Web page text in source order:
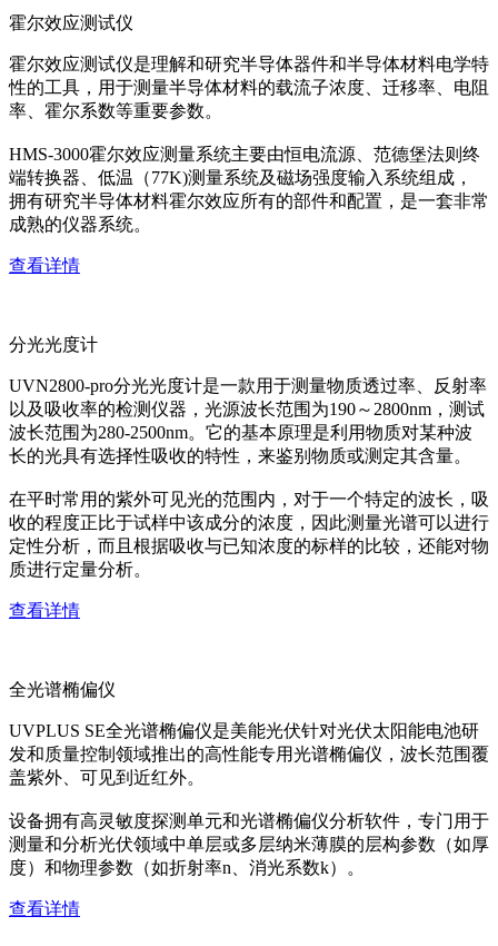
霍尔效应测试仪
霍尔效应测试仪是理解和研究半导体器件和半导体材料电学特
性的工具，用于测量半导体材料的载流子浓度、迁移率、电阻
率、霍尔系数等重要参数。
HMS-3000霍尔效应测量系统主要由恒电流源、范德堡法则终
端转换器、低温（77K)测量系统及磁场强度输入系统组成，
拥有研究半导体材料霍尔效应所有的部件和配置，是一套非常
成熟的仪器系统。
查看详情
分光光度计
UVN2800-pro分光光度计是一款用于测量物质透过率、反射率
以及吸收率的检测仪器，光源波长范围为190～2800nm，测试
波长范围为280-2500nm。它的基本原理是利用物质对某种波
长的光具有选择性吸收的特性，来鉴别物质或测定其含量。
在平时常用的紫外可见光的范围内，对于一个特定的波长，吸
收的程度正比于试样中该成分的浓度，因此测量光谱可以进行
定性分析，而且根据吸收与已知浓度的标样的比较，还能对物
质进行定量分析。
查看详情
全光谱椭偏仪
UVPLUS SE全光谱椭偏仪是美能光伏针对光伏太阳能电池研
发和质量控制领域推出的高性能专用光谱椭偏仪，波长范围覆
盖紫外、可见到近红外。
设备拥有高灵敏度探测单元和光谱椭偏仪分析软件，专门用于
测量和分析光伏领域中单层或多层纳米薄膜的层构参数（如厚
度）和物理参数（如折射率n、消光系数k）。
查看详情